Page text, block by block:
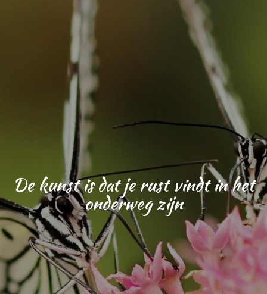
De kunst is dat je rust vindt in het
onderweg zijn